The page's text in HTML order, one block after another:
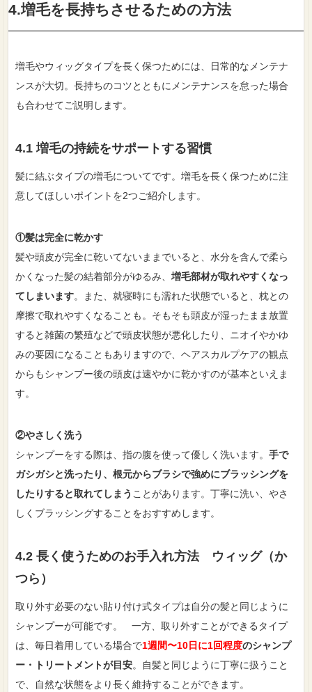
4.増毛を長持ちさせるための方法
増毛やウィッグタイプを長く保つためには、日常的なメンテナ
ンスが大切。長持ちのコツとともにメンテナンスを怠った場合
も合わせてご説明します。
4.1 増毛の持続をサポートする習慣
髪に結ぶタイプの増毛についてです。増毛を長く保つために注
意してほしいポイントを2つご紹介します。
①髪は完全に乾かす
髪や頭皮が完全に乾いてないままでいると、水分を含んで柔ら
かくなった髪の結着部分がゆるみ、増毛部材が取れやすくなっ
てしまいます。また、就寝時にも濡れた状態でいると、枕との
摩擦で取れやすくなることも。そもそも頭皮が湿ったまま放置
すると雑菌の繁殖などで頭皮状態が悪化したり、ニオイやかゆ
みの要因になることもありますので、ヘアスカルプケアの観点
からもシャンプー後の頭皮は速やかに乾かすのが基本といえま
す。
②やさしく洗う
シャンプーをする際は、指の腹を使って優しく洗います。手で
ガシガシと洗ったり、根元からブラシで強めにブラッシングを
したりすると取れてしまう ことがあります。丁寧に洗い、やさ
しくブラッシングすることをおすすめします。
4.2 長く使うためのお手入れ方法 ウィッグ（か
つら）
取り外す必要のない貼り付け式タイプは自分の髪と同じように
シャンプーが可能です。 一方、取り外すことができるタイプ
は、毎日着用している場合で1週間〜10日に1回程度のシャンプ
ー・トリートメントが目安。自髪と同じように丁寧に扱うこと
で、自然な状態をより長く維持することができます。